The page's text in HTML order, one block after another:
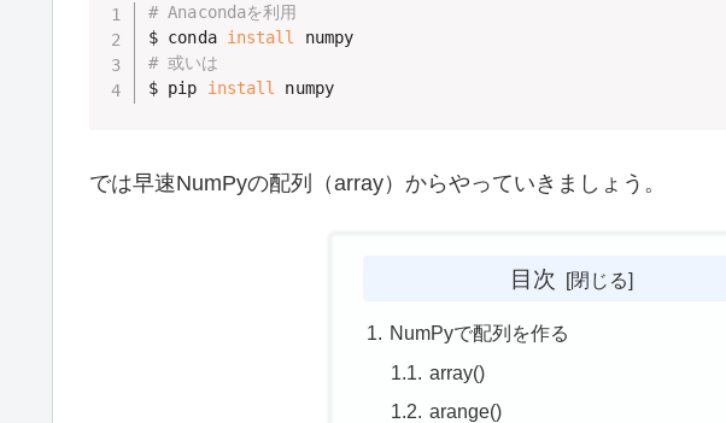
# Anacondaを利用
$ conda install
# 或いは
$ pip install numpy
では早速NumPyの配列（array）からやっていきましょう。
目次
NumPyで配列を作る
array()
arange()